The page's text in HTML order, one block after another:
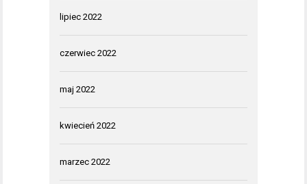
lipiec 2022
czerwiec 2022
maj 2022
kwiecień 2022
marzec 2022